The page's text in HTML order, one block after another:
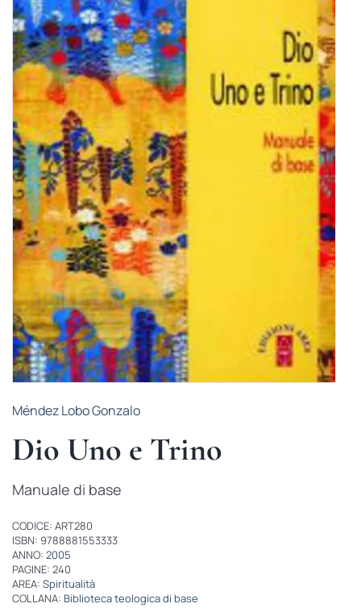
BIOGRAFIE
ATTUALITÀ
Méndez Lobo Gonzalo
Dio Uno e Trino
Manuale di base
CODICE: ART280
ISBN: 9788881553333
ANNO: 2005
PAGINE: 240
AREA: Spiritualità
COLLANA: Biblioteca teologica di base